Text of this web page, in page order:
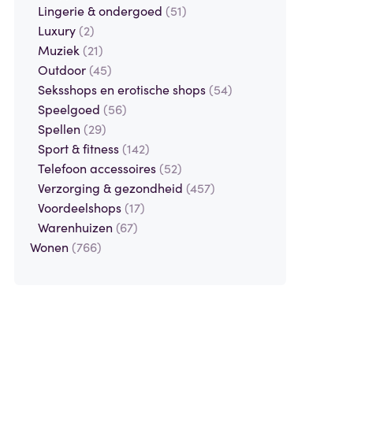
Lingerie & ondergoed (51)
Luxury (2)
Muziek (21)
Outdoor (45)
Seksshops en erotische shops (54)
Speelgoed (56)
Spellen (29)
Sport & fitness (142)
Telefoon accessoires (52)
Verzorging & gezondheid (457)
Voordeelshops (17)
Warenhuizen (67)
Wonen (766)